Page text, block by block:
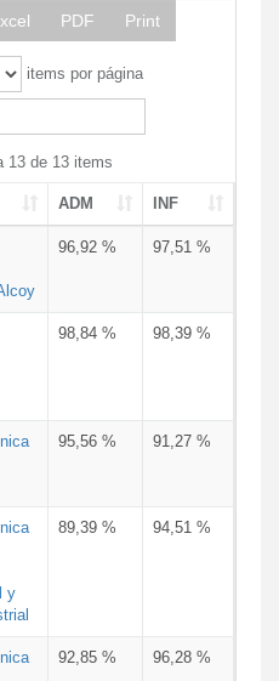
PDF Print
items por página
13 de 13 items
ADM INF
96,92 % 97,51 %
98,84 % 98,39 %
95,56 % 91,27 %
y
89,39 % 94,51 %
92,85 % 96,28 %